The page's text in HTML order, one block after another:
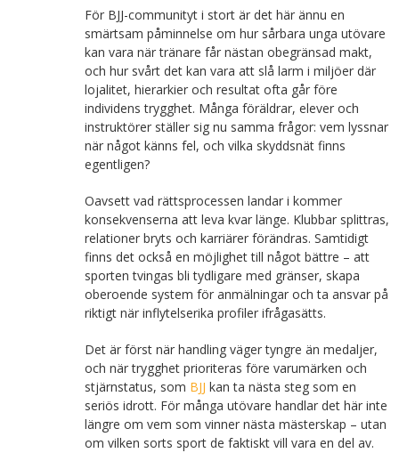
För BJJ-communityt i stort är det här ännu en
smärtsam påminnelse om hur sårbara unga utövare
kan vara när tränare får nästan obegränsad makt,
och hur svårt det kan vara att slå larm i miljöer där
lojalitet, hierarkier och resultat ofta går före
individens trygghet. Många föräldrar, elever och
instruktörer ställer sig nu samma frågor: vem lyssnar
när något känns fel, och vilka skyddsnät finns
egentligen?
Oavsett vad rättsprocessen landar i kommer
konsekvenserna att leva kvar länge. Klubbar splittras,
relationer bryts och karriärer förändras. Samtidigt
finns det också en möjlighet till något bättre – att
sporten tvingas bli tydligare med gränser, skapa
oberoende system för anmälningar och ta ansvar på
riktigt när inflytelserika profiler ifrågasätts.
Det är först när handling väger tyngre än medaljer,
och när trygghet prioriteras före varumärken och
stjärnstatus, som BJJ kan ta nästa steg som en
seriös idrott. För många utövare handlar det här inte
längre om vem som vinner nästa mästerskap – utan
om vilken sorts sport de faktiskt vill vara en del av.